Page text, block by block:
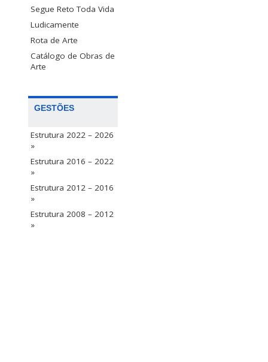
Segue Reto Toda Vida
Ludicamente
Rota de Arte
Catálogo de Obras de
Arte
GESTÕES
Estrutura 2022 – 2026
»
Estrutura 2016 – 2022
»
Estrutura 2012 – 2016
»
Estrutura 2008 – 2012
»